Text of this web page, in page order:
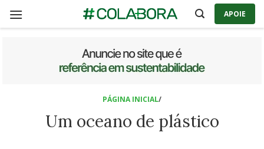
APOIE
PÁGINA INICIAL/
Um oceano de plástico